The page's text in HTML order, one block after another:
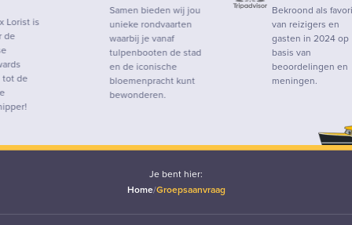
Samen bieden wij jou
unieke rondvaarten
waarbij je vanaf
tulpenbooten de stad
en de iconische
bloemenpracht kunt
bewonderen.
Bekroond als favoriet
van reizigers en
gasten in 2024 op
beoordelingen en
Je bent hier:
Home/Groepsaanvraag